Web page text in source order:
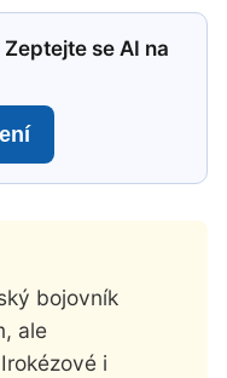
se AI na
bojovník
ale
i